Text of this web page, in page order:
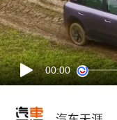
00:00